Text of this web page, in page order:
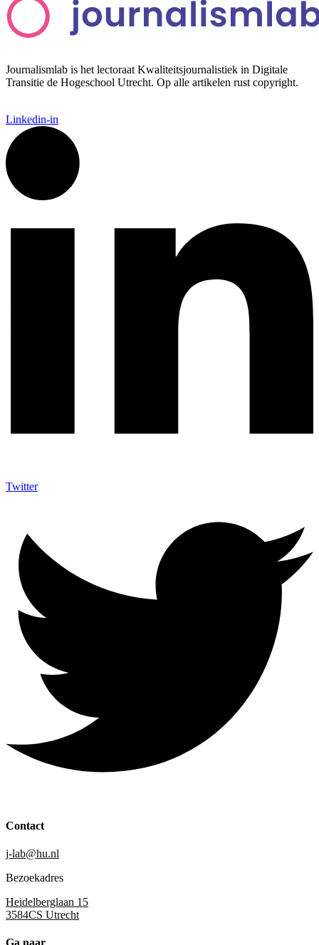
Journalismlab is het lectoraat Kwaliteitsjournalistiek in Digitale
Transitie de Hogeschool Utrecht. Op alle artikelen rust copyright.
Linkedin-in
Twitter
Contact
j-lab@hu.nl
Bezoekadres
Heidelberglaan 15
3584CS Utrecht